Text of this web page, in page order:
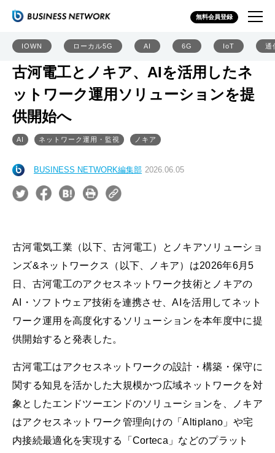
無料会員登録
IOWN ローカル5G AI 6G IoT 通
古河電工とノキア、AIを活用したネ
ットワーク運用ソリューションを提
供開始へ
AI ネットワーク運用・監視 ノキア
BUSINESS NETWORK編集部 2026.06.05
古河電気工業（以下、古河電工）とノキアソリューショ
ンズ&ネットワークス（以下、ノキア）は2026年6月5
日、古河電工のアクセスネットワーク技術とノキアの
AI・ソフトウェア技術を連携させ、AIを活用してネット
ワーク運用を高度化するソリューションを本年度中に提
供開始すると発表した。
古河電工はアクセスネットワークの設計・構築・保守に
関する知見を活かした大規模かつ広域ネットワークを対
象としたエンドツーエンドのソリューションを、ノキア
はアクセスネットワーク管理向けの「Altiplano」や宅
内接続最適化を実現する「Corteca」などのプラット